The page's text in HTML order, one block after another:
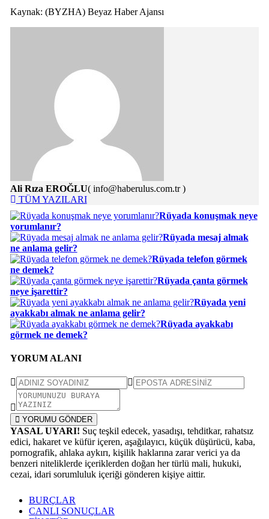
Kaynak: (BYZHA) Beyaz Haber Ajansı
Ali Rıza EROĞLU( info@haberulus.com.tr )
TÜM YAZILARI
Rüyada konuşmak neye
yorumlanır?
Rüyada mesaj almak
ne anlama gelir?
Rüyada telefon görmek
ne demek?
Rüyada çanta görmek
neye işarettir?
Rüyada yeni
ayakkabı almak ne anlama gelir?
Rüyada ayakkabı
görmek ne demek?
YORUM ALANI
YORUMU GÖNDER
YASAL UYARI! Suç teşkil edecek, yasadışı, tehditkar, rahatsız
edici, hakaret ve küfür içeren, aşağılayıcı, küçük düşürücü, kaba,
pornografik, ahlaka aykırı, kişilik haklarına zarar verici ya da
benzeri niteliklerde içeriklerden doğan her türlü mali, hukuki,
cezai, idari sorumluluk içeriği gönderen kişiye aittir.
BURÇLAR
CANLI SONUÇLAR